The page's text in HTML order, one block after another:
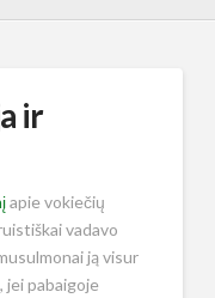
ir
apie vokiečių
vadavo
ją visur
jei pabaigoje